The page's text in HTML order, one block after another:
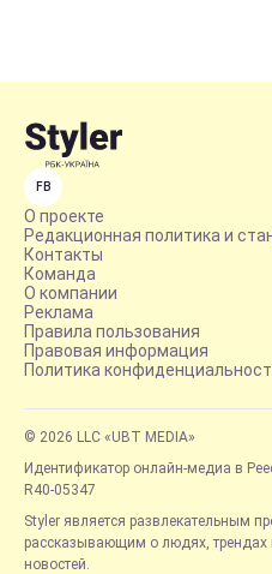
FB
О проекте
Редакционная политика и
Контакты
Команда
О компании
Реклама
Правила пользования
Правовая информация
Политика
© 2026 LLC «UBT MEDIA»
Идентификатор онлайн-медиа в
R40-05347
Styler является развлекательным
рассказывающим о людях, трендах
новостей.